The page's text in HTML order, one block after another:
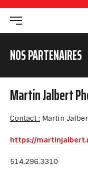
NOS PARTENAIRES
Martin Jalbert
Contact : Martin
https://
514.296.3310